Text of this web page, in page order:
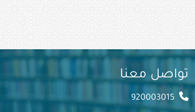
تواصل معنا
920003015